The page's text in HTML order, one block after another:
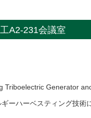
A2-231会議室
Triboelectric Generator
ーハーベスティング技術